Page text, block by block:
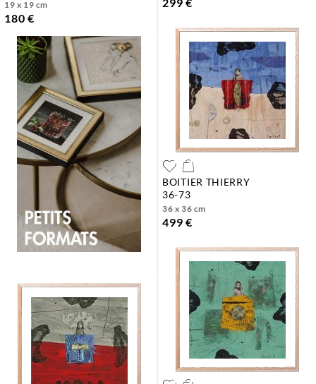
19 x 19 cm
180 €
BOITIER THIERRY
36-73
36 x 36 cm
499 €